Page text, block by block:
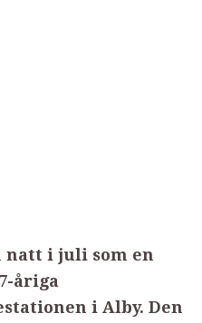
natt i juli som en
åriga
i Alby. Den